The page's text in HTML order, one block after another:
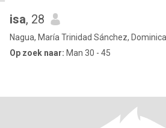
isa, 28
Nagua, María Trinidad Sánchez,
Op zoek naar: Man 30 - 45